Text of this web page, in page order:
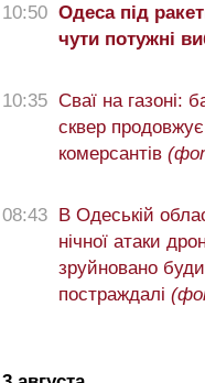
10:50 Одеса під
чути потужні
10:35 Сваї на газоні:
сквер
комерсантів
08:43 В Одеській
нічної атаки
зруйновано
постраждалі